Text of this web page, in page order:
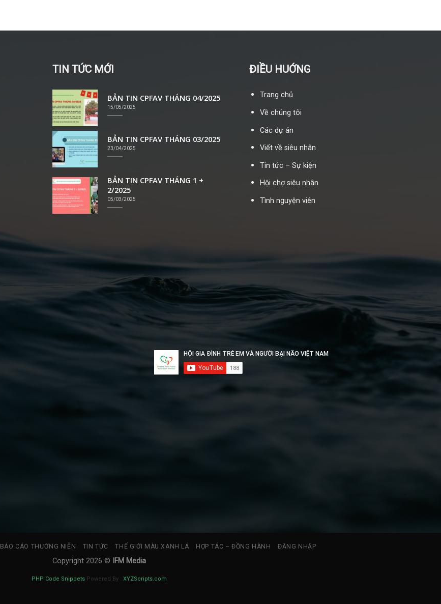
TIN TỨC MỚI
BẢN TIN CPFAV THÁNG 04/2025
15/05/2025
BẢN TIN CPFAV THÁNG 03/2025
23/04/2025
BẢN TIN CPFAV THÁNG 1 +
2/2025
05/03/2025
ĐIỀU HUỚNG
Trang chủ
Về chúng tôi
Các dự án
Viết về siêu nhân
Tin tức – Sự kiện
Hội chợ siêu nhân
Tình nguyện viên
BÁO CÁO THƯỜNG NIÊN TIN TỨC THẾ GIỚI MÀU XANH LÁ HỢP TÁC – ĐỒNG HÀNH ĐĂNG NHẬP
Copyright 2026 © IFM Media
PHP Code Snippets Powered By : XYZScripts.com